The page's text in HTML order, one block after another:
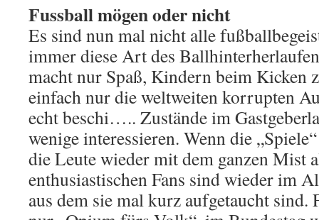
Fussball mögen oder nicht
Es sind nun mal nicht alle
immer diese Art des
macht nur Spaß, Kindern beim Kicken
einfach nur die weltweiten korrupten
echt beschi….. Zustände im
wenige interessieren. Wenn die
die Leute wieder mit dem ganzen Mist
enthusiastischen Fans sind wieder im
aus dem sie mal kurz aufgetaucht sind.